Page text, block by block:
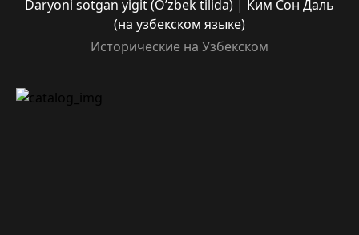
Daryoni sotgan yigit (O’zbek tilida) | Ким Сон Даль
(на узбекском языке)
Исторические на Узбекском